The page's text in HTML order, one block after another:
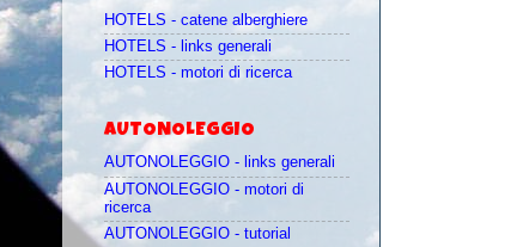
HOTELS - catene alberghiere
HOTELS - links generali
HOTELS - motori di ricerca
AUTONOLEGGIO
AUTONOLEGGIO - links generali
AUTONOLEGGIO - motori di
ricerca
AUTONOLEGGIO - tutorial